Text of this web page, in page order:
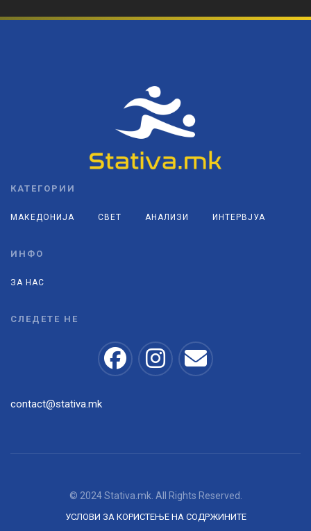
КАТЕГОРИИ
МАКЕДОНИЈА СВЕТ АНАЛИЗИ ИНТЕРВЈУА
ИНФО
ЗА НАС
СЛЕДЕТЕ НЕ
contact@stativa.mk
© 2024 Stativa.mk. All Rights Reserved.
УСЛОВИ ЗА КОРИСТЕЊЕ НА СОДРЖИНИТЕ